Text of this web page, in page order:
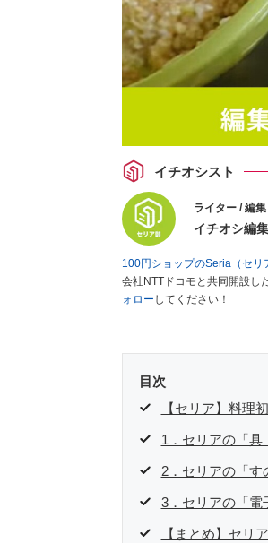
イチオシスト
ライター / 編集
イチオシ編
100円ショップのSeria（セリ
会社NTTドコモと共同開設し
ォロー してください！
目次
【セリア】料理
1．セリアの「具
2．セリアの「す
3．セリアの「電
【まとめ】セリ